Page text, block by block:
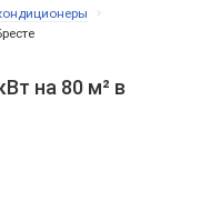
на 80 м² в